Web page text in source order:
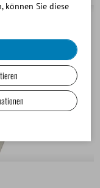
können Sie diese